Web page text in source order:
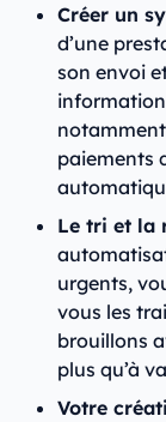
Créer un
d’une
son envoi
paiements
Le tri et la
urgents,
vous les
brouillons
plus qu’à
Votre